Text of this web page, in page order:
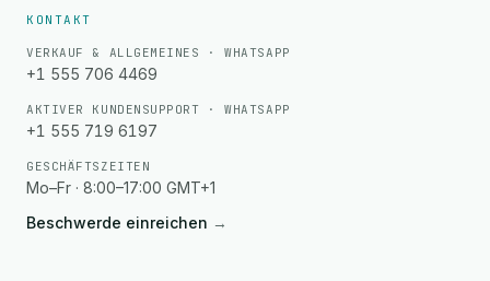
KONTAKT
VERKAUF & ALLGEMEINES · WHATSAPP
+1 555 706 4469
AKTIVER KUNDENSUPPORT · WHATSAPP
+1 555 719 6197
GESCHÄFTSZEITEN
Mo–Fr · 8:00–17:00 GMT+1
Beschwerde einreichen →